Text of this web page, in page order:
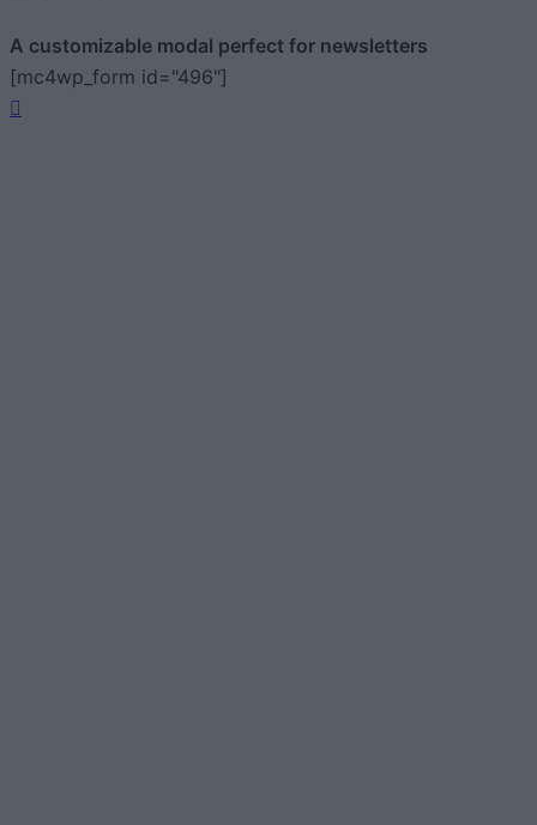
A customizable modal perfect for newsletters
[mc4wp_form id="496"]